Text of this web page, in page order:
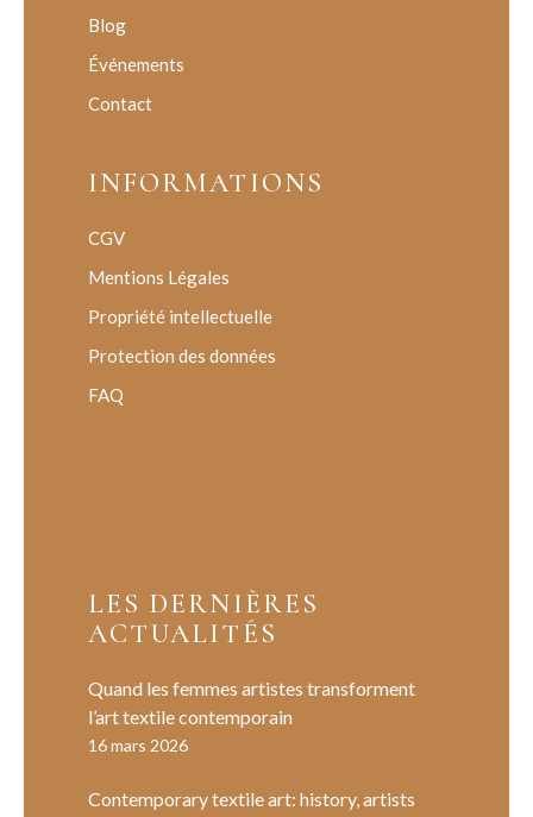
Blog
Événements
Contact
INFORMATIONS
CGV
Mentions Légales
Propriété intellectuelle
Protection des données
FAQ
LES DERNIÈRES
ACTUALITÉS
Quand les femmes artistes transforment
l’art textile contemporain
16 mars 2026
Contemporary textile art: history, artists